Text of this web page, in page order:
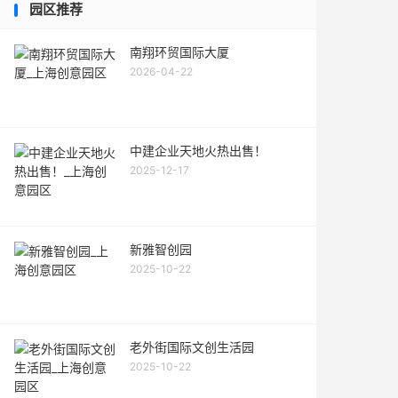
园区推荐
南翔环贸国际大厦
2026-04-22
中建企业天地火热出售！
2025-12-17
新雅智创园
2025-10-22
老外街国际文创生活园
2025-10-22